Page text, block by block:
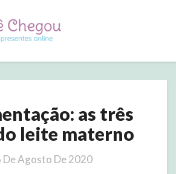
as
três
fases
leite
as três
leite materno
De Agosto De 2020